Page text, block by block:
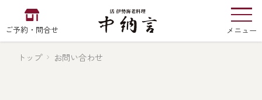
ご予約・問合せ メニュー
トップ お問い合わせ